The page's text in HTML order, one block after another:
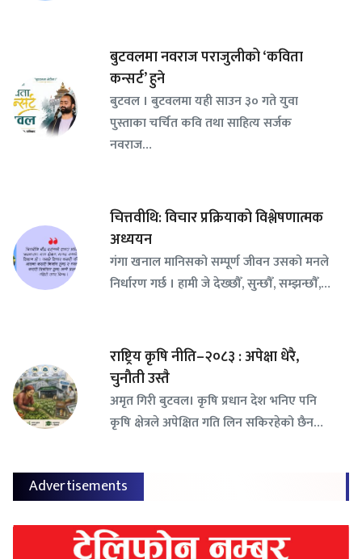
बुटवलमा नवराज पराजुलीको ‘कविता
कन्सर्ट’ हुने
बुटवल । बुटवलमा यही साउन ३० गते युवा
पुस्ताका चर्चित कवि तथा साहित्य सर्जक
नवराज…
चित्तवीथि: विचार प्रक्रियाको विश्लेषणात्मक
अध्ययन
गंगा खनाल मानिसको सम्पूर्ण जीवन उसको मनले
निर्धारण गर्छ । हामी जे देख्छौँ, सुन्छौँ, सम्झन्छौँ,…
राष्ट्रिय कृषि नीति–२०८३ : अपेक्षा धेरै,
चुनौती उस्तै
अमृत गिरी बुटवल। कृषि प्रधान देश भनिए पनि
कृषि क्षेत्रले अपेक्षित गति लिन सकिरहेको छैन…
Advertisements